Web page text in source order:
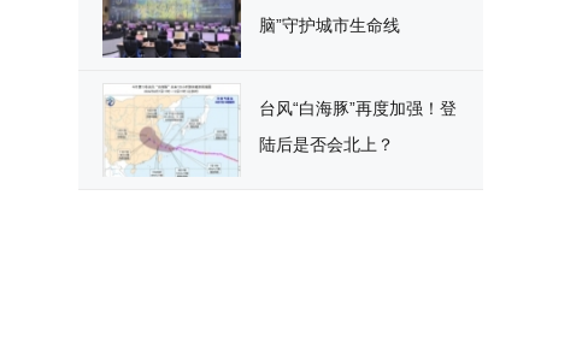
脑”守护城市生命线
台风“白海豚”再度加强！登
陆后是否会北上？